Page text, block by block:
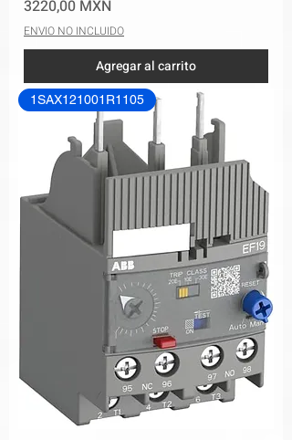
Precio
3220,00 MXN
ENVIO NO INCLUIDO
Agregar al carrito
1SAX121001R1105